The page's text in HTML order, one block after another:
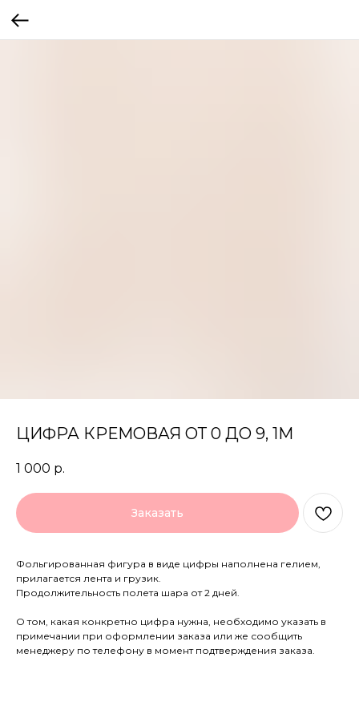
ЦИФРА КРЕМОВАЯ ОТ 0 ДО 9, 1М
1 000 р.
Заказать
Фольгированная фигура в виде цифры наполнена гелием,
прилагается лента и грузик.
Продолжительность полета шара от 2 дней.
О том, какая конкретно цифра нужна, необходимо указать в
примечании при оформлении заказа или же сообщить
менеджеру по телефону в момент подтверждения заказа.